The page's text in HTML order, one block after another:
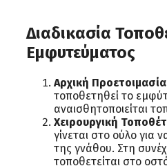
Διαδικασία
Εμφυτεύματος
Αρχική
τοποθετηθεί το
αναισθητοποιείται
Χειρουργική
γίνεται στο ούλο για
της γνάθου. Στη
τοποθετείται στο